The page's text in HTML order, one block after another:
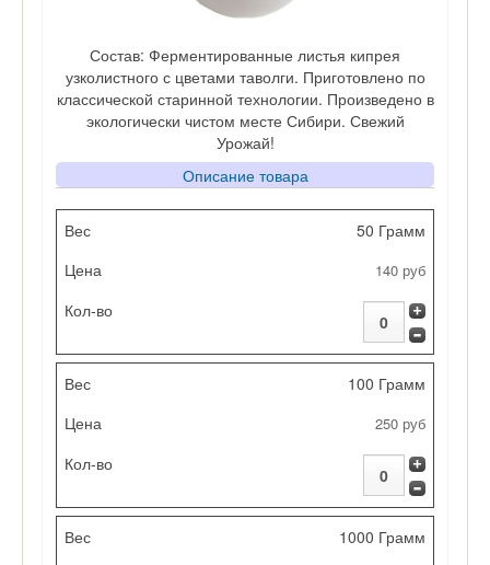
Состав: Ферментированные листья кипрея
узколистного с цветами таволги. Приготовлено по
классической старинной технологии. Произведено в
экологически чистом месте Сибири. Свежий
Урожай!
Описание товара
Вес
Цена
Кол-во
50 Грамм
140 руб
100 Грамм
250 руб
1000 Грамм